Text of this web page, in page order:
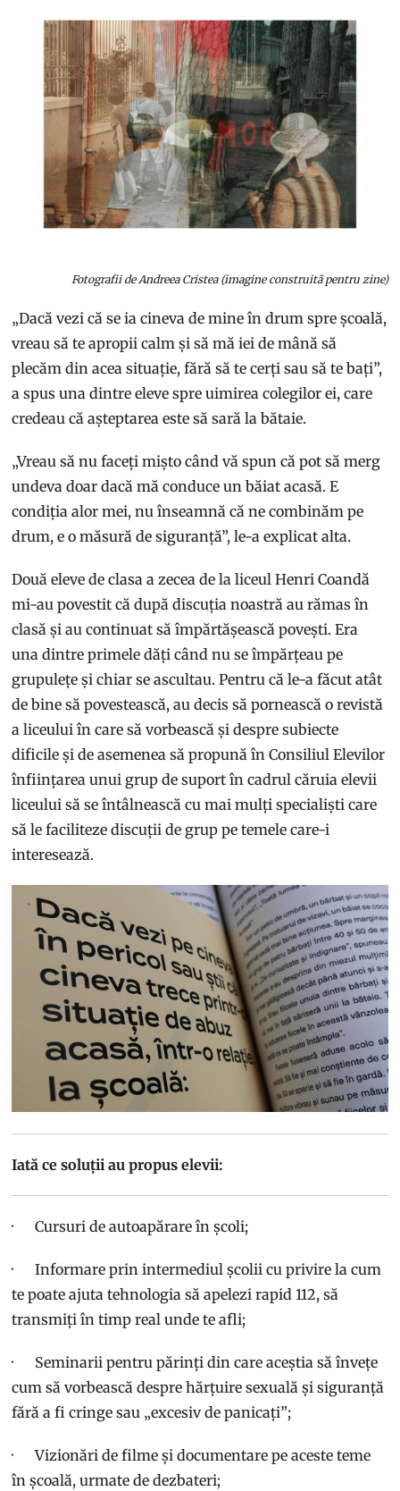
Fotografii de Andreea Cristea (imagine construită pentru zine)
„Dacă vezi că se ia cineva de mine în drum spre școală,
vreau să te apropii calm și să mă iei de mână să
plecăm din acea situație, fără să te cerți sau să te bați”,
a spus una dintre eleve spre uimirea colegilor ei, care
credeau că așteptarea este să sară la bătaie.
„Vreau să nu faceți mișto când vă spun că pot să merg
undeva doar dacă mă conduce un băiat acasă. E
condiția alor mei, nu înseamnă că ne combinăm pe
drum, e o măsură de siguranță”, le-a explicat alta.
Două eleve de clasa a zecea de la liceul Henri Coandă
mi-au povestit că după discuția noastră au rămas în
clasă și au continuat să împărtășească povești. Era
una dintre primele dăți când nu se împărțeau pe
grupulețe și chiar se ascultau. Pentru că le-a făcut atât
de bine să povestească, au decis să pornească o revistă
a liceului în care să vorbească și despre subiecte
dificile și de asemenea să propună în Consiliul Elevilor
înființarea unui grup de suport în cadrul căruia elevii
liceului să se întâlnească cu mai mulți specialiști care
să le faciliteze discuții de grup pe temele care-i
interesează.
Iată ce soluții au propus elevii:
· Cursuri de autoapărare în școli;
· Informare prin intermediul școlii cu privire la cum
te poate ajuta tehnologia să apelezi rapid 112, să
transmiți în timp real unde te afli;
· Seminarii pentru părinți din care aceștia să învețe
cum să vorbească despre hărțuire sexuală și siguranță
fără a fi cringe sau „excesiv de panicați”;
· Vizionări de filme și documentare pe aceste teme
în școală, urmate de dezbateri;